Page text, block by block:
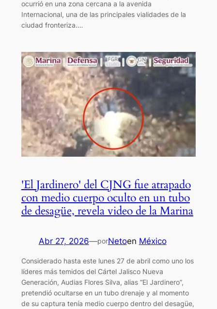
ocurrió en una zona cercana a la avenida
Internacional, una de las principales vialidades de la
ciudad fronteriza.…
'El Jardinero' del CJNG fue atrapado
con medio cuerpo oculto en un tubo
de desagüe, revela video de la Marina
Abr 27, 2026—porNetoen México
Considerado hasta este lunes 27 de abril como uno los
líderes más temidos del Cártel Jalisco Nueva
Generación, Audias Flores Silva, alias “El Jardinero”,
pretendió ocultarse en un tubo drenaje y al momento
de su captura tenía medio cuerpo dentro del desagüe,